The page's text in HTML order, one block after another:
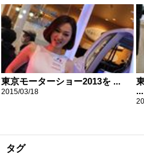
東京モーターショー2013を ...
2015/03/18
...
タグ